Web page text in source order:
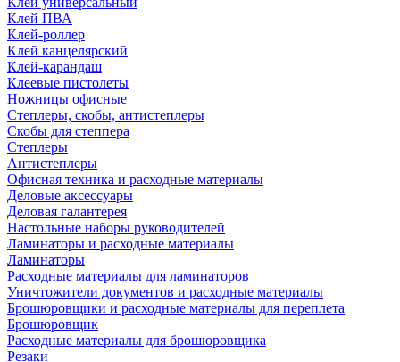
Клей ПВА
Клей-роллер
Клей канцелярский
Клей-карандаш
Клеевые пистолеты
Ножницы офисные
Степлеры, скобы, антистеплеры
Скобы для степпера
Степлеры
Антистеплеры
Офисная техника и расходные материалы
Деловые аксессуары
Деловая галантерея
Настольные наборы руководителей
Ламинаторы и расходные материалы
Ламинаторы
Расходные материалы для ламинаторов
Уничтожители документов и расходные материалы
Брошюровщики и расходные материалы для переплета
Брошюровщик
Расходные материалы для брошюровщика
Резаки